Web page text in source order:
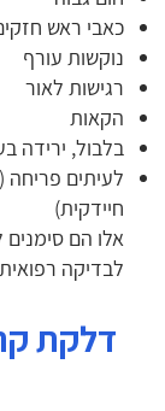
כאבי ראש
נוקשות עורף
רגישות לאור
הקאות
בלבול, ירידה
לעיתים פריחה
חיידקית)
אלו הם
לבדיקה
דלקת